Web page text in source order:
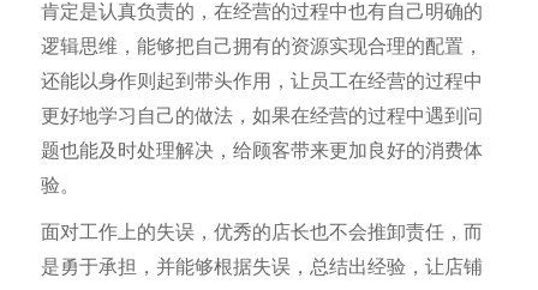
肯定是认真负责的，在经营的过程中也有自己明确的
逻辑思维，能够把自己拥有的资源实现合理的配置，
还能以身作则起到带头作用，让员工在经营的过程中
更好地学习自己的做法，如果在经营的过程中遇到问
题也能及时处理解决，给顾客带来更加良好的消费体
验。
面对工作上的失误，优秀的店长也不会推卸责任，而
是勇于承担，并能够根据失误，总结出经验，让店铺